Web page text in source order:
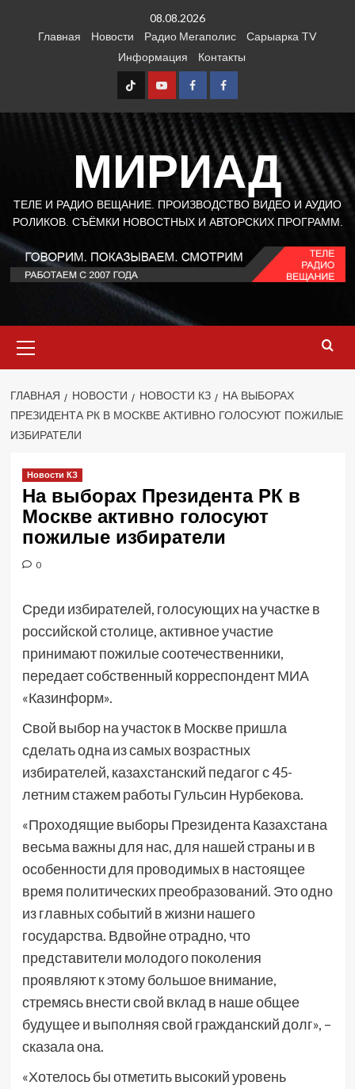
08.08.2026
Главная
Новости Радио Мегаполис
Сарыарка TV
Информация
Контакты
TT Youtube
FB1 FB2
МИРИАД
ТЕЛЕ И РАДИО ВЕЩАНИЕ. ПРОИЗВОДСТВО ВИДЕО И АУДИО
РОЛИКОВ. СЪЁМКИ НОВОСТНЫХ И АВТОРСКИХ ПРОГРАММ.
меню
ГЛАВНАЯ НОВОСТИ НОВОСТИ КЗ
НА ВЫБОРАХ
ПРЕЗИДЕНТА РК В МОСКВЕ АКТИВНО ГОЛОСУЮТ ПОЖИЛЫЕ
ИЗБИРАТЕЛИ
Новости КЗ
На выборах Президента РК в
Москве активно голосуют
пожилые избиратели
0
Среди избирателей, голосующих на участке в
российской столице, активное участие
принимают пожилые соотечественники,
передает собственный корреспондент МИА
«Казинформ».
Свой выбор на участок в Москве пришла
сделать одна из самых возрастных
избирателей, казахстанский педагог с 45-
летним стажем работы Гульсин Нурбекова.
«Проходящие выборы Президента Казахстана
весьма важны для нас, для нашей страны и в
особенности для проводимых в настоящее
время политических преобразований. Это одно
из главных событий в жизни нашего
государства. Вдвойне отрадно, что
представители молодого поколения
проявляют к этому большое внимание,
стремясь внести свой вклад в наше общее
будущее и выполняя свой гражданский долг», –
сказала она.
«Хотелось бы отметить высокий уровень